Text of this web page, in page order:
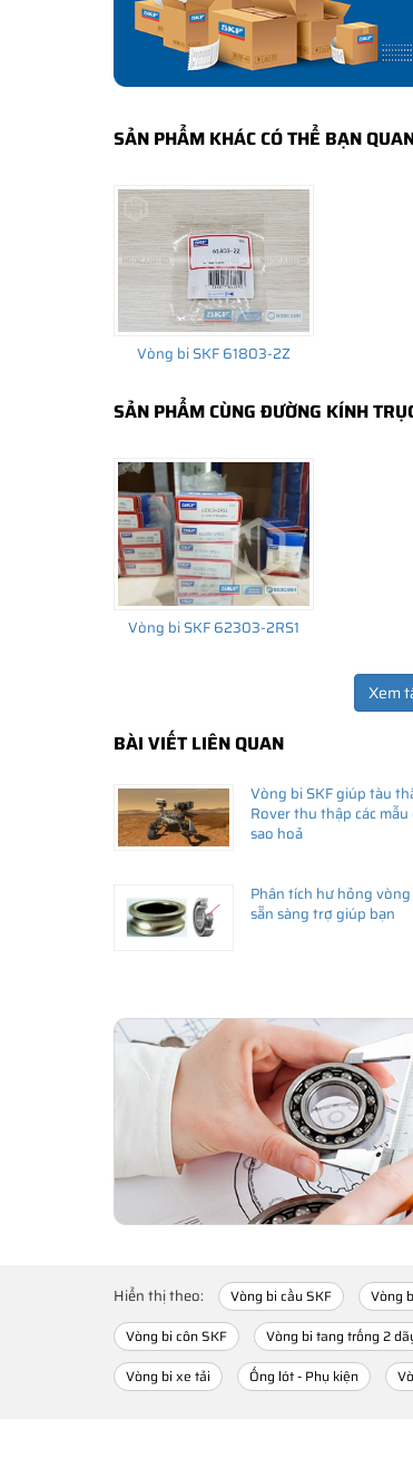
CÁCH NHẬN BIẾT VÀ PHÂN BIỆT
Mua hàng tại các đại lý ủy quyền của
✅ Những cách phân biệt vòng bi SKF giả
✅Cảnh báo của chuyên gia SKF về vòng bi
•Vòng bi SKF chính hãng, Những lưu ý cơ
•Xuất xứ vòng bi SKF chính hãng ở đâu?
•
SẢN PHẨM KHÁC CÓ THỂ BẠN
Vòng bi SKF 61803-2Z
SẢN PHẨM CÙNG ĐƯỜNG KÍNH
Vòng bi SKF 62303-2RS1
Xem
BÀI VIẾT LIÊN QUAN
Vòng bi SKF giúp tàu
Rover thu thập các
sao hoả
Phân tích hư hỏng vòng
sẵn sàng trợ giúp bạn
Hiển thị theo: Vòng bi cầu SKF Vòng
Vòng bi côn SKF
Vòng bi tang trống 2
Vòng bi xe tải
Ống lót - Phụ kiện